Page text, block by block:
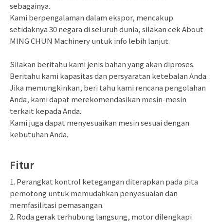
sebagainya.
Kami berpengalaman dalam ekspor, mencakup
setidaknya 30 negara di seluruh dunia, silakan cek About
MING CHUN Machinery untuk info lebih lanjut.
Silakan beritahu kami jenis bahan yang akan diproses.
Beritahu kami kapasitas dan persyaratan ketebalan Anda.
Jika memungkinkan, beri tahu kami rencana pengolahan
Anda, kami dapat merekomendasikan mesin-mesin
terkait kepada Anda.
Kami juga dapat menyesuaikan mesin sesuai dengan
kebutuhan Anda.
Fitur
1. Perangkat kontrol ketegangan diterapkan pada pita
pemotong untuk memudahkan penyesuaian dan
memfasilitasi pemasangan.
2. Roda gerak terhubung langsung, motor dilengkapi